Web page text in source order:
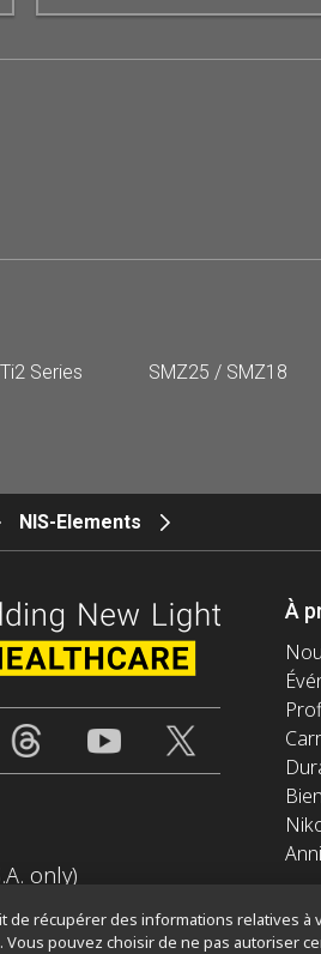
Series SMZ25 / SMZ18
NIS-Elements
only)
À
de récupérer des informations relatives à
pouvez choisir de ne pas autoriser